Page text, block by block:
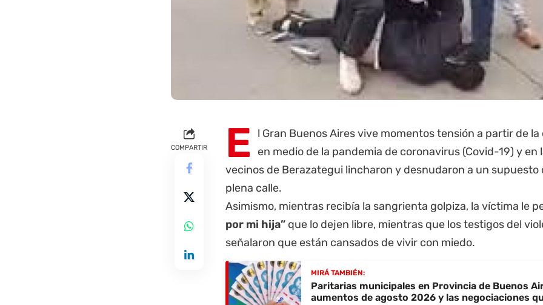
COMPARTIR E
l Gran Buenos Aires vive momentos tensión a partir de
en medio de la pandemia de coronavirus (Covid-19) y en
vecinos de Berazategui lincharon y desnudaron a un
plena calle.
Asimismo, mientras recibía la sangrienta golpiza, la víctima le
por mi hija” que lo dejen libre, mientras que los testigos del
señalaron que están cansados de vivir con miedo.
MIRÁ TAMBIÉN:
Paritarias municipales en Provincia de Buenos
aumentos de agosto 2026 y las negociaciones